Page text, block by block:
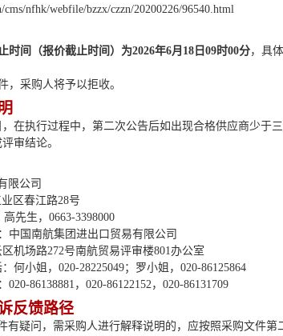
cms/nfhk/webfile/bzzx/czzn/20200226/96540.html
时间（报价截止时间）为2026年6月 18 日 09时00分，具
，采购人将予以拒收。
在执行过程中，第二次公告后如出现合格供应商少于
审结论。
限公司
区春江路28号
高先生 ， 0663-3398000
中国南航集团进出口贸易有限公司
区机场路272号南航贸易评审楼801办公室
何小姐， 020-28225049；罗小姐，020-86125864
86138881，020-86122152，020-86131709
反馈路径
有疑问，需采购人进行解释说明的，应按照采购文件第